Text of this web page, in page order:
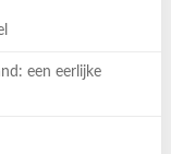
een eerlijke